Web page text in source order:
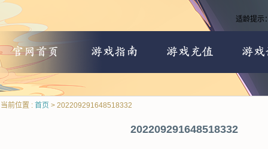
适龄提示：
当前位置 : 首页 > 202209291648518332
202209291648518332